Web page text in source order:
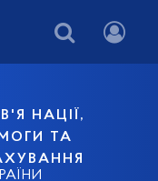
НАЦІЇ,
ТА